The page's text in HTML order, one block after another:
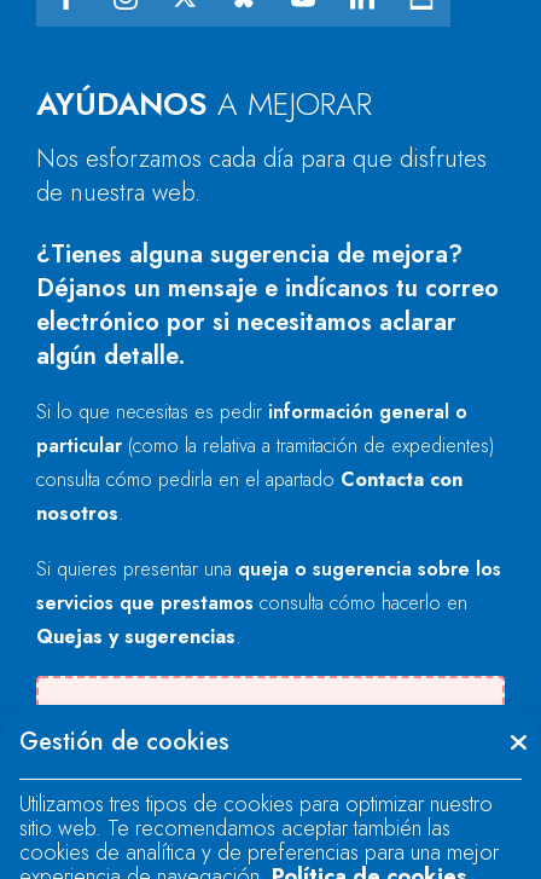
AYÚDANOS A MEJORAR
Nos esforzamos cada día para que disfrutes
de nuestra web.
¿Tienes alguna sugerencia de mejora?
Déjanos un mensaje e indícanos tu correo
electrónico por si necesitamos aclarar
algún detalle.
Si lo que necesitas es pedir información general o
particular (como la relativa a tramitación de expedientes)
consulta cómo pedirla en el apartado Contacta con
nosotros.
Si quieres presentar una queja o sugerencia sobre los
servicios que prestamos consulta cómo hacerlo en
Quejas y sugerencias.
"text".
Se produjo un error al cargar el campo
Gestión de cookies
Utilizamos tres tipos de cookies para optimizar nuestro
sitio web. Te recomendamos aceptar también las
cookies de analítica y de preferencias para una mejor